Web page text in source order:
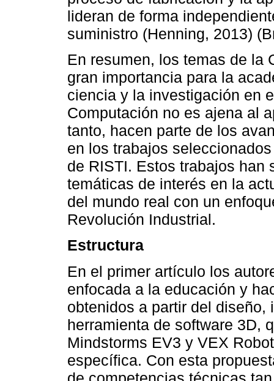
lideran de forma
suministro (Henning, 2013)
En resumen, los temas de la
gran importancia para la
ciencia y la investigación en
Computación no es ajena al
tanto, hacen parte de los
en los trabajos
de RISTI. Estos trabajos han
temáticas de interés en la
del mundo real con un
Revolución Industrial.
Estructura
En el primer artículo los
enfocada a la educación y
obtenidos a partir del
herramienta de software 3D,
Mindstorms EV3 y VEX
específica. Con esta